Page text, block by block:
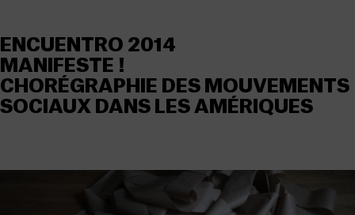
ENCUENTRO 2014
MANIFESTE !
CHORÉGRAPHIE DES MOUVEMENTS
SOCIAUX DANS LES AMÉRIQUES